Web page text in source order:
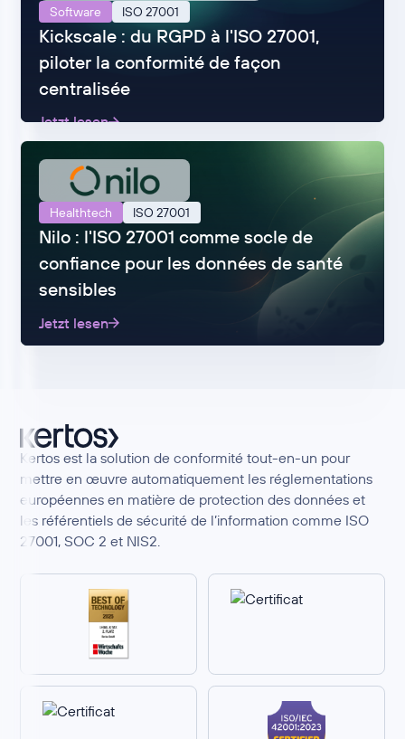
Software ISO 27001
Kickscale : du RGPD à l'ISO 27001,
piloter la conformité de façon
centralisée
Jetzt lesen
Healthtech ISO 27001
Nilo : l'ISO 27001 comme socle de
confiance pour les données de santé
sensibles
Jetzt lesen
Kertos est la solution de conformité tout-en-un pour
mettre en œuvre automatiquement les réglementations
européennes en matière de protection des données et
les référentiels de sécurité de l’information comme ISO
27001, SOC 2 et NIS2.